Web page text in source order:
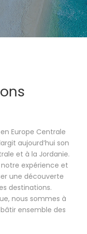
Europe Centrale
aujourd’hui son
et à la Jordanie.
expérience et
une découverte
destinations.
nous sommes à
ensemble des